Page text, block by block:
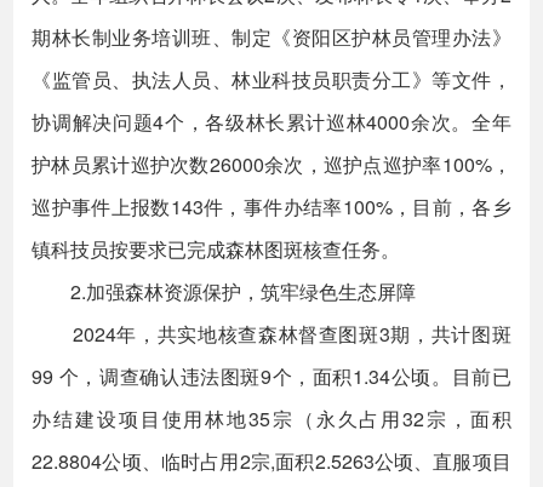
期林长制业务培训班、制定《资阳区护林员管理办法》
《监管员、执法人员、林业科技员职责分工》等文件，
协调解决问题4个，各级林长累计巡林4000余次。全年
护林员累计巡护次数26000余次，巡护点巡护率100%，
巡护事件上报数143件，事件办结率100%，目前，各乡
镇科技员按要求已完成森林图斑核查任务。
2.加强森林资源保护，筑牢绿色生态屏障
2024年，共实地核查森林督查图斑3期，共计图斑
99 个，调查确认违法图斑9个，面积1.34公顷。目前已
办结建设项目使用林地35宗（永久占用32宗，面积
22.8804公顷、临时占用2宗,面积2.5263公顷、直服项目